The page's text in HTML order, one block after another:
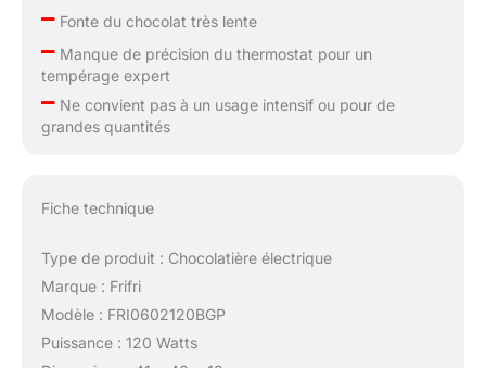
–Fonte du chocolat très lente
–Manque de précision du thermostat pour un
tempérage expert
–Ne convient pas à un usage intensif ou pour de
grandes quantités
Fiche technique
Type de produit : Chocolatière électrique
Marque : Frifri
Modèle : FRI0602120BGP
Puissance : 120 Watts